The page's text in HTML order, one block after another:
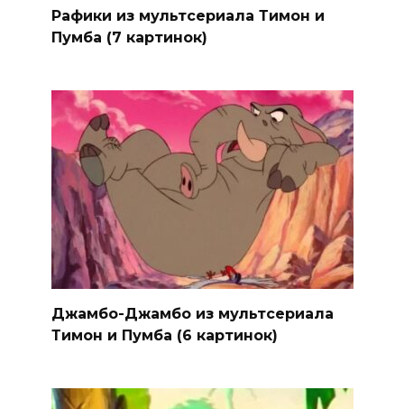
Рафики из мультсериала Тимон и
Пумба (7 картинок)
Джамбо-Джамбо из мультсериала
Тимон и Пумба (6 картинок)